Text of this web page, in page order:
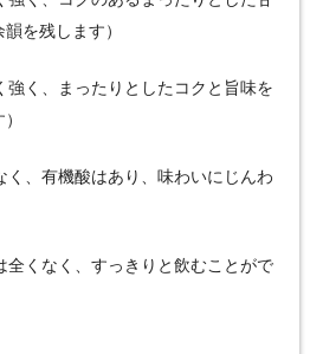
を残します）
強く、まったりとしたコクと旨味を
く、有機酸はあり、味わいにじんわ
全くなく、すっきりと飲むことがで